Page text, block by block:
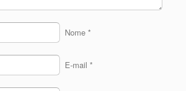
Nome *
E-mail *